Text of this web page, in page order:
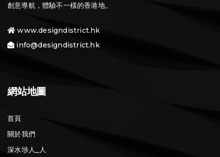
創意導航，體驗不一樣的香港地。
www.designdistrict.hk
info@designdistrict.hk
網站地圖
首頁
關於我們
深水埗人_人